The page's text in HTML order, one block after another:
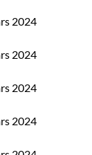
2024
2024
2024
2024